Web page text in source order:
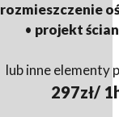
rozmieszczenie
• projekt
lubinne elementy
297zł/